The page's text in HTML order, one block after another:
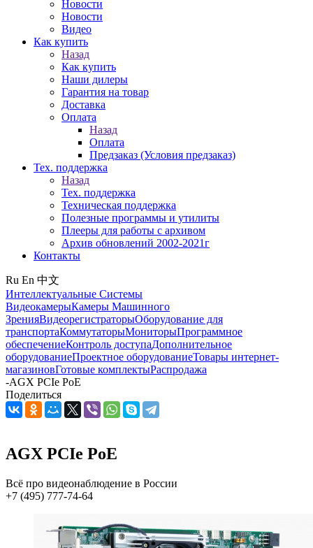
Новости
Новости
Видео
Как купить
Назад
Как купить
Наши дилеры
Гарантия на товар
Доставка
Оплата
Назад
Оплата
Предзаказ (Условия предзаказ)
Тех. поддержка
Назад
Тех. поддержка
Техническая поддержка
Полезные программы и утилиты
Плееры для работы с архивом
Архив обновлений 2002-2021г
Контакты
Ru En 中文
Интеллектуальные Системы
ВидеокамерыКамеры Машинного
ЗренияВидеорегистраторыОборудование для
транспортаКоммутаторыМониторыПрограммное
обеспечениеКонтроль доступаДополнительное
оборудованиеПроектное оборудованиеТовары интернет-
магазиновГотовые комплектыРаспродажа
-AGX PCIe PoE
Поделиться
AGX PCIe PoE
Всё про видеонаблюдение в России
+7 (495) 777-74-64